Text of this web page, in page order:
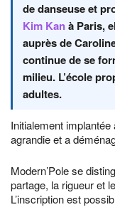
de danseuse et
Kim Kanà Paris,
auprès de
continue de se
milieu. L’école
adultes.
Initialement implantée
agrandie et a
Modern’Pole se
partage, la rigueur et
L’inscription est